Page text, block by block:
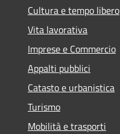
Cultura e tempo libero
Vita lavorativa
Imprese e Commercio
Appalti pubblici
Catasto e urbanistica
Turismo
Mobilità e trasporti